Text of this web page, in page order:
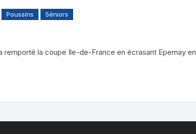
Poussins Séniors
remporté la coupe Ile-de-France en écrasant Epernay